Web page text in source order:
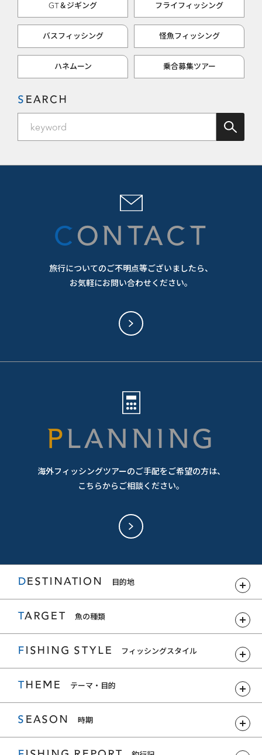
GT＆ジギング フライフィッシング
バスフィッシング 怪魚フィッシング
ハネムーン 乗合募集ツアー
SEARCH
CONTACT
旅行についてのご不明点等ございましたら、
お気軽にお問い合わせください。
PLANNING
海外フィッシングツアーのご手配をご希望の方は、
こちらからご相談ください。
DESTINATION 目的地
TARGET 魚の種類
FISHING STYLE フィッシングスタイル
THEME テーマ・目的
SEASON 時期